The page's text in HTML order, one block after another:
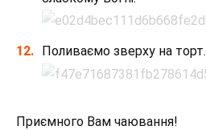
Поливаємо зверху на торт.
Приємного Вам чаювання!